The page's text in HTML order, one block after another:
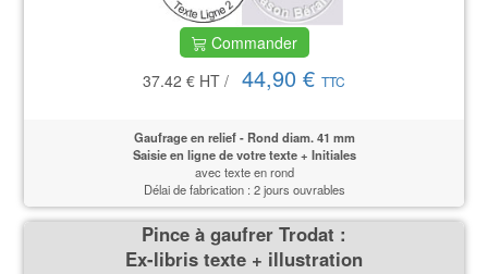
Commander
37.42 € HT / 44,90 € TTC
Gaufrage en relief - Rond diam. 41 mm
Saisie en ligne de votre texte + Initiales
avec texte en rond
Délai de fabrication : 2 jours ouvrables
Pince à gaufrer Trodat :
Ex-libris texte + illustration